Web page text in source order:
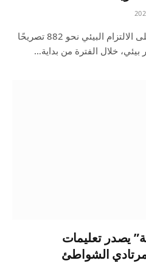
أصدر المركز الوطني للرقابة على الالتزام البيئي نحو 882 تصريحًا
خلال الفترة من بداية…
يصدر تعليمات
الشواطئ